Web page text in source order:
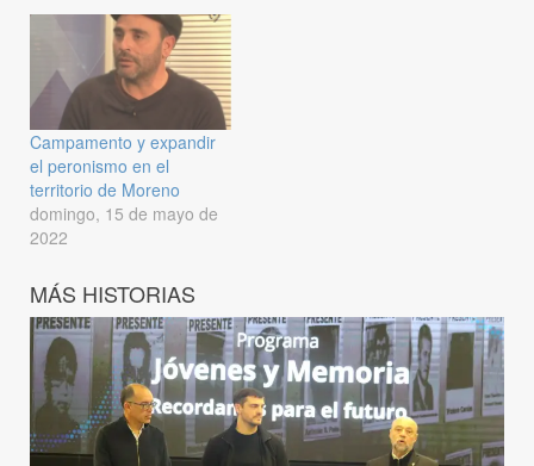
Campamento y expandir
el peronismo en el
territorio de Moreno
domingo, 15 de mayo de
2022
MÁS HISTORIAS